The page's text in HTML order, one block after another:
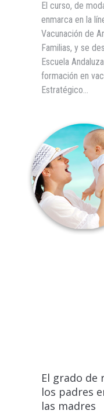
El curso, de
enmarca en la
Vacunación de
Familias, y se
Escuela
formación en
Estratégico…
El grado de
los padres
las madres